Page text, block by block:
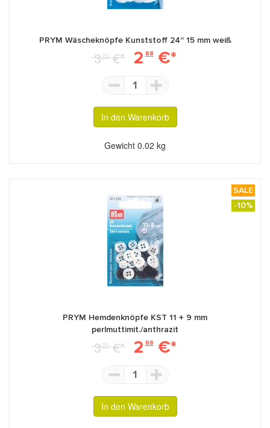
PRYM Wäscheknöpfe Kunststoff 24'' 15 mm weiß
320€* 2 88€*
1
In den Warenkorb
Gewicht 0.02 kg
SALE
-10%
PRYM Hemdenknöpfe KST 11 + 9 mm
perlmuttimit./anthrazit
320€* 2 88€*
1
In den Warenkorb